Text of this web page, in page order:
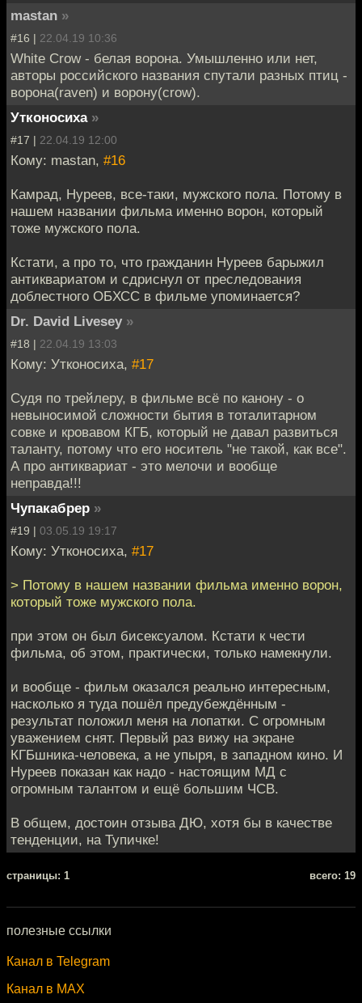
mastan »
#16 | 22.04.19 10:36
White Crow - белая ворона. Умышленно или нет,
авторы российского названия спутали разных птиц -
ворона(raven) и ворону(crow).
Утконосиха »
#17 | 22.04.19 12:00
Кому: mastan, #16
Камрад, Нуреев, все-таки, мужского пола. Потому в
нашем названии фильма именно ворон, который
тоже мужского пола.
Кстати, а про то, что гражданин Нуреев барыжил
антиквариатом и сдриснул от преследования
доблестного ОБХСС в фильме упоминается?
Dr. David Livesey »
#18 | 22.04.19 13:03
Кому: Утконосиха, #17
Судя по трейлеру, в фильме всё по канону - о
невыносимой сложности бытия в тоталитарном
совке и кровавом КГБ, который не давал развиться
таланту, потому что его носитель "не такой, как все".
А про антиквариат - это мелочи и вообще
неправда!!!
Чупакабрер »
#19 | 03.05.19 19:17
Кому: Утконосиха, #17
> Потому в нашем названии фильма именно ворон,
который тоже мужского пола.
при этом он был бисексуалом. Кстати к чести
фильма, об этом, практически, только намекнули.
и вообще - фильм оказался реально интересным,
насколько я туда пошёл предубеждённым -
результат положил меня на лопатки. С огромным
уважением снят. Первый раз вижу на экране
КГБшника-человека, а не упыря, в западном кино. И
Нуреев показан как надо - настоящим МД с
огромным талантом и ещё большим ЧСВ.
В общем, достоин отзыва ДЮ, хотя бы в качестве
тенденции, на Тупичке!
cтраницы: 1 всего: 19
полезные ссылки
Канал в Telegram
Канал в MAX